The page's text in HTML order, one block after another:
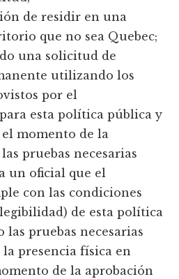
de residir en una
que no sea Quebec;
una solicitud de
utilizando los
por el
esta política pública y
momento de la
pruebas necesarias
un oficial que el
con las condiciones
de esta política
las pruebas necesarias
presencia física en
de la aprobación